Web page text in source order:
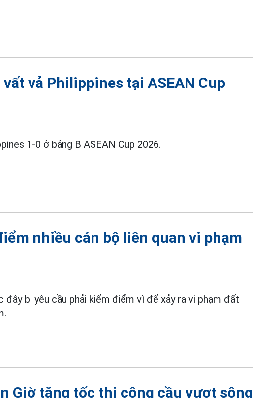
vả Philippines tại ASEAN Cup
1-0 ở bảng B ASEAN Cup 2026.
nhiều cán bộ liên quan vi phạm
đây bị yêu cầu phải kiểm điểm vì để xảy ra vi phạm đất
Giờ tăng tốc thi công cầu vượt sông